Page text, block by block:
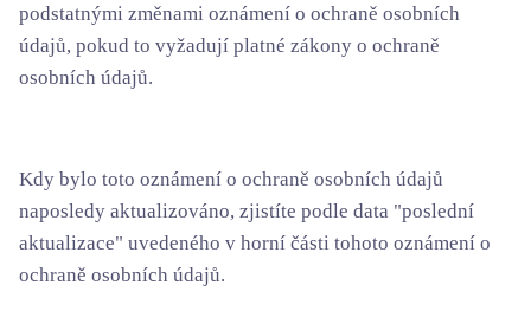
podstatnými změnami oznámení o ochraně osobních
údajů, pokud to vyžadují platné zákony o ochraně
osobních údajů.
Kdy bylo toto oznámení o ochraně osobních údajů
naposledy aktualizováno, zjistíte podle data "poslední
aktualizace" uvedeného v horní části tohoto oznámení o
ochraně osobních údajů.